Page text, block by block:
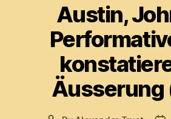
Austin,
Äusserung